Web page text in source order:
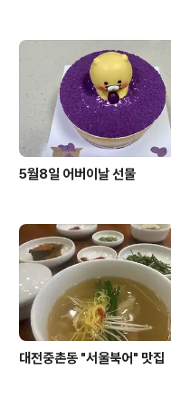
5월8일 어버이날 선물
대전중촌동 "서울북어" 맛집